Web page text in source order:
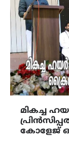
മികച്ച
കോളേജ്